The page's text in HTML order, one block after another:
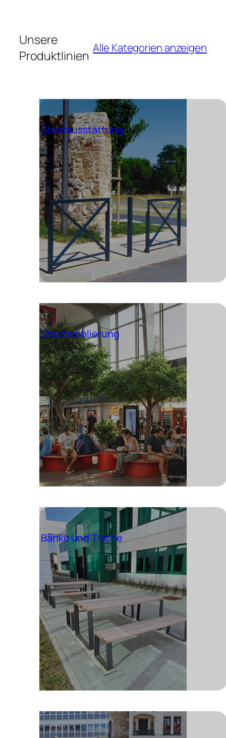
Unsere
Produktlinien Alle Kategorien anzeigen
Stadtausstattung
Stadtmöblierung
Bänke und Tische